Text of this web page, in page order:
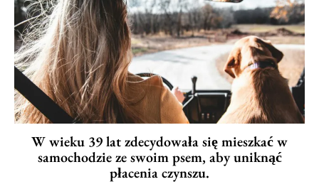
W wieku 39 lat zdecydowała się mieszkać w
samochodzie ze swoim psem, aby uniknąć
płacenia czynszu.